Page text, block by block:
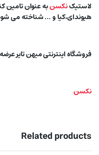
لاستیکنکسنبه عنوان تامین
هیوندای،کیا و … شناخته می
فروشگاه اینترنتی میهن تایر
نکسن
Related products